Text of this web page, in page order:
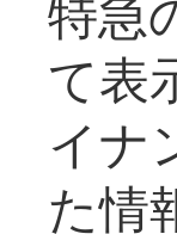
特急
て表
イナ
た情